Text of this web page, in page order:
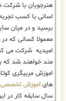
هنرجویان با شرکت
اسانی با کسب
برسید و در میان
معمولا کسانی که
امیدیه شرکت می
مند خواهند شد که
اموزش مربیگری
های اموزش تخصصی
سال سابقه کار در